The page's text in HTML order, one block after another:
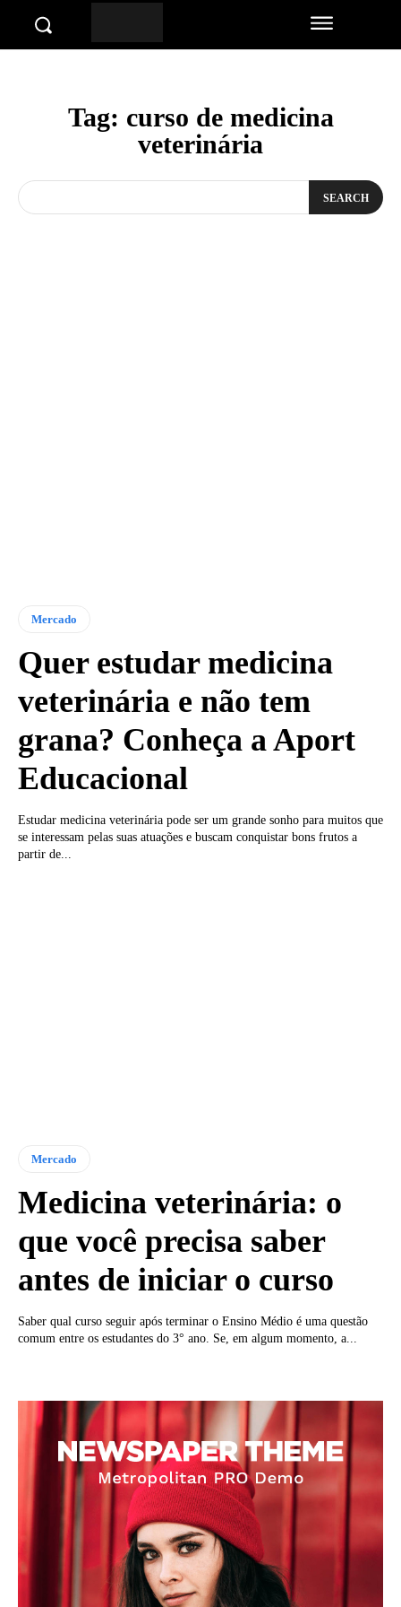
Tag: curso de medicina
veterinária
SEARCH
Mercado
Quer estudar medicina
veterinária e não tem
grana? Conheça a Aport
Educacional
Estudar medicina veterinária pode ser um grande sonho para muitos que
se interessam pelas suas atuações e buscam conquistar bons frutos a
partir de...
Mercado
Medicina veterinária: o
que você precisa saber
antes de iniciar o curso
Saber qual curso seguir após terminar o Ensino Médio é uma questão
comum entre os estudantes do 3° ano. Se, em algum momento, a...